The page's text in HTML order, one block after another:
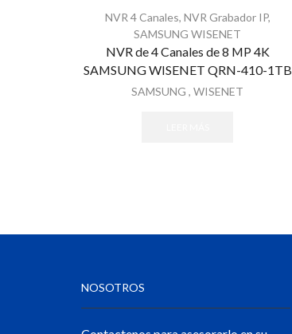
NVR 4 Canales, NVR Grabador IP,
SAMSUNG WISENET
NVR de 4 Canales de 8 MP 4K
SAMSUNG WISENET QRN-410-1TB
SAMSUNG , WISENET
NOSOTROS